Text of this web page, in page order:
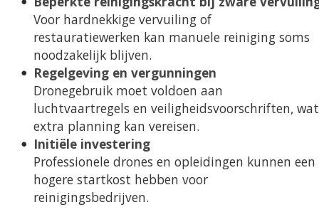
Voor hardnekkige vervuiling of
restauratiewerken kan manuele reiniging soms
noodzakelijk blijven.
Regelgeving en vergunningen
Dronegebruik moet voldoen aan
luchtvaartregels en veiligheidsvoorschriften, wat
extra planning kan vereisen.
Initiële investering
Professionele drones en opleidingen kunnen een
hogere startkost hebben voor
reinigingsbedrijven.